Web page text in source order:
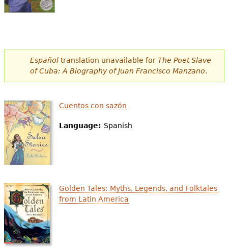
Españoltranslation unavailable for The Poet Slave
of Cuba: A Biography of Juan Francisco Manzano.
Cuentos con sazón
Language: Spanish
Golden Tales: Myths, Legends, and Folktales
from Latin America